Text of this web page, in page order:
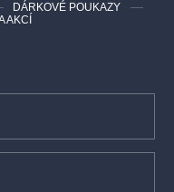
DÁRKOVÉ POUKAZY
AKCÍ